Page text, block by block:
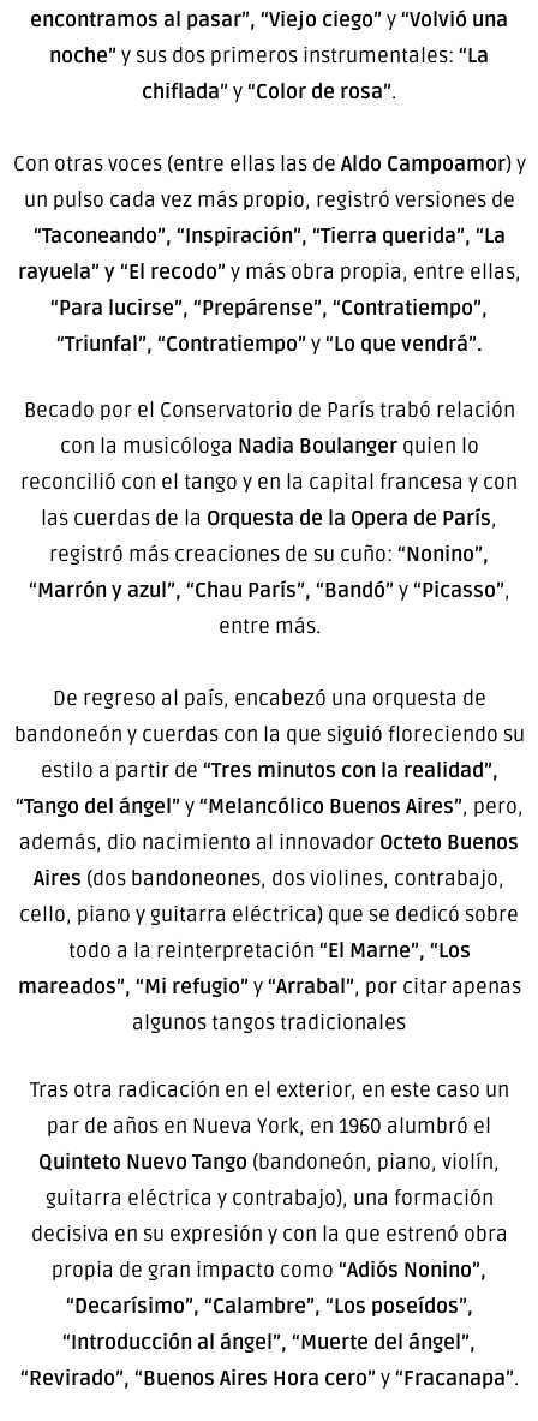
encontramos al pasar”, “Viejo ciego” y“Volvió una
noche” y sus dos primeros instrumentales: “La
chiflada” y“Color de rosa”.
Con otras voces (entre ellas las de Aldo Campoamor) y
un pulso cada vez más propio, registró versiones de
“Taconeando”, “Inspiración”, “Tierra querida”, “La
rayuela” y “El recodo” y más obra propia, entre ellas,
“Para lucirse”, “Prepárense”, “Contratiempo”,
“Triunfal”, “Contratiempo” y“Lo que vendrá”.
Becado por el Conservatorio de París trabó relación
con la musicóloga Nadia Boulangerquien lo
reconcilió con el tango y en la capital francesa y con
las cuerdas de la Orquesta de la Opera de París,
registró más creaciones de su cuño: “Nonino”,
“Marrón y azul”, “Chau París”, “Bandó” y“Picasso”,
entre más.
De regreso al país, encabezó una orquesta de
bandoneón y cuerdas con la que siguió floreciendo su
estilo a partir de “Tres minutos con la realidad”,
“Tango del ángel” y“Melancólico Buenos Aires”, pero,
además, dio nacimiento al innovador Octeto Buenos
Aires (dos bandoneones, dos violines, contrabajo,
cello, piano y guitarra eléctrica) que se dedicó sobre
todo a la reinterpretación “El Marne”, “Los
mareados”, “Mi refugio” y“Arrabal”, por citar apenas
algunos tangos tradicionales
Tras otra radicación en el exterior, en este caso un
par de años en Nueva York, en 1960 alumbró el
Quinteto Nuevo Tango (bandoneón, piano, violín,
guitarra eléctrica y contrabajo), una formación
decisiva en su expresión y con la que estrenó obra
propia de gran impacto como “Adiós Nonino”,
“Decarísimo”, “Calambre”, “Los poseídos”,
“Introducción al ángel”, “Muerte del ángel”,
“Revirado”, “Buenos Aires Hora cero” y“Fracanapa”.